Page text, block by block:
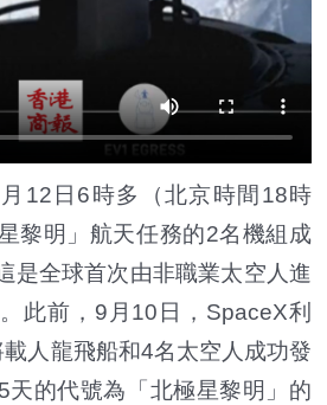
12日6時多（北京時間18時
黎明」航天任務的2名機組成
是全球首次由非職業太空人進
此前，9月10日，SpaceX利
人龍飛船和4名太空人成功發
天的代號為「北極星黎明」的